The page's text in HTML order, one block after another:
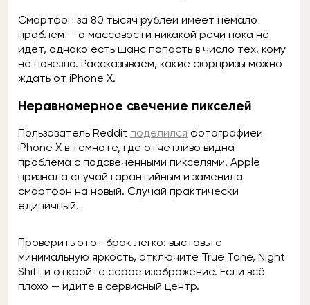
Смартфон за 80 тысяч рублей имеет немало
проблем — о массовости никакой речи пока не
идёт, однако есть шанс попасть в число тех, кому
не повезло. Рассказываем, какие сюрпризы можно
ждать от iPhone X.
Неравномерное свечение пикселей
Пользователь Reddit поделился фотографией
iPhone X в темноте, где отчетливо видна
проблема с подсвеченными пикселями. Apple
признала случай гарантийным и заменила
смартфон на новый. Случай практически
единичный.
Проверить этот брак легко: выставьте
минимальную яркость, отключите True Tone, Night
Shift и откройте серое изображение. Если всё
плохо — идите в сервисный центр.